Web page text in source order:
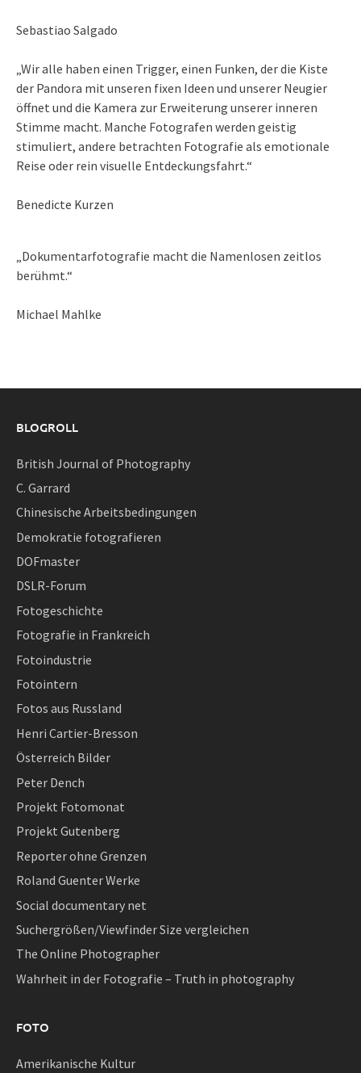
Sebastiao Salgado
„Wir alle haben einen Trigger, einen Funken, der die Kiste
der Pandora mit unseren fixen Ideen und unserer Neugier
öffnet und die Kamera zur Erweiterung unserer inneren
Stimme macht. Manche Fotografen werden geistig
stimuliert, andere betrachten Fotografie als emotionale
Reise oder rein visuelle Entdeckungsfahrt.“
Benedicte Kurzen
„Dokumentarfotografie macht die Namenlosen zeitlos
berühmt.“
Michael Mahlke
BLOGROLL
British Journal of Photography
C. Garrard
Chinesische Arbeitsbedingungen
Demokratie fotografieren
DOFmaster
DSLR-Forum
Fotogeschichte
Fotografie in Frankreich
Fotoindustrie
Fotointern
Fotos aus Russland
Henri Cartier-Bresson
Österreich Bilder
Peter Dench
Projekt Fotomonat
Projekt Gutenberg
Reporter ohne Grenzen
Roland Guenter Werke
Social documentary net
Suchergrößen/Viewfinder Size vergleichen
The Online Photographer
Wahrheit in der Fotografie – Truth in photography
FOTO
Amerikanische Kultur